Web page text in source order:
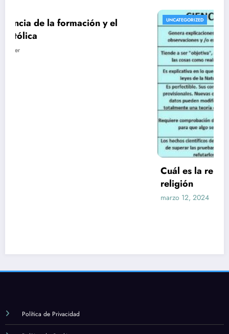
UNCATEGORIZED
Cuál es la relación entre la ciencia y la
Aviso Legal